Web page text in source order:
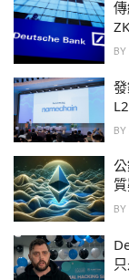
BY
BY
BY